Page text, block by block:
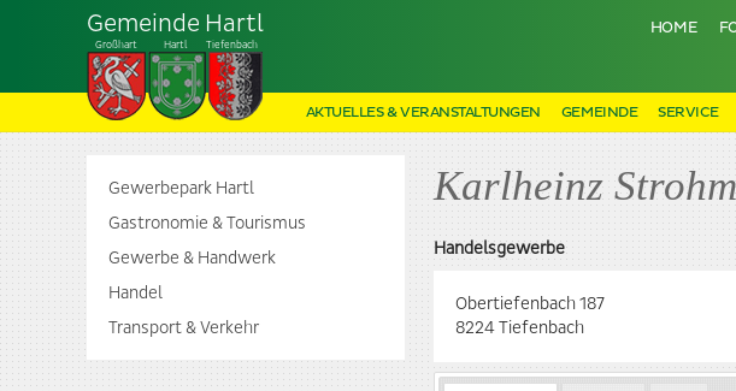
Gemeinde Hartl
Großhart Hartl Tiefenbach
HOME
AKTUELLES & VERANSTALTUNGEN GEMEINDE SERVICE
Gewerbepark Hartl
Gastronomie & Tourismus
Gewerbe & Handwerk
Handel
Transport & Verkehr
Karlheinz
Handelsgewerbe
Obertiefenbach 187
8224 Tiefenbach